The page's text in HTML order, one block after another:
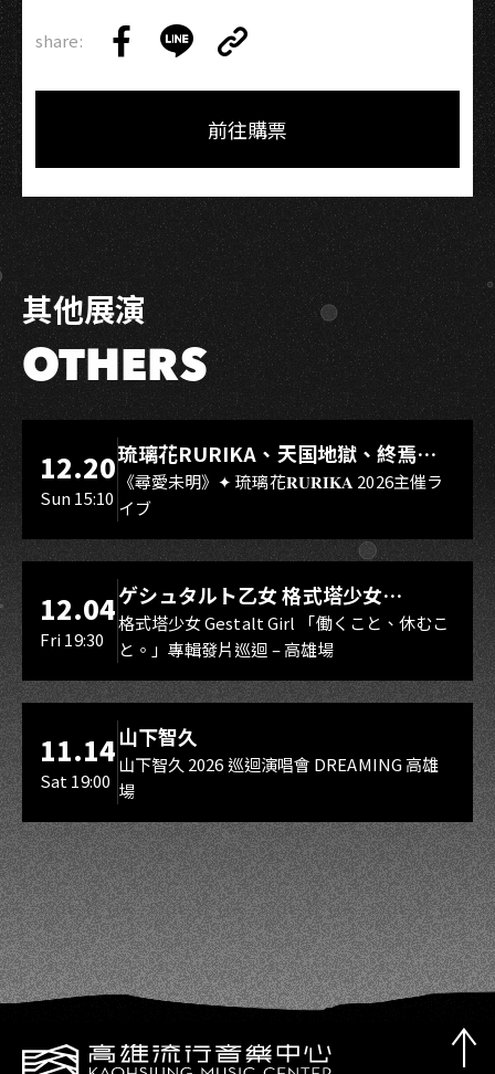
share:
on
on
Link
Copy
前往購票
其他展演
OTHERS
LIVE WAREHOUSE 小庫
12.20
Sun 15:10
琉璃花RURIKA、天国地獄、終焉
Rebirth、DUALIA、無我夢中、花奏
スマイル（O.A.）
《尋愛未明》✦ 琉璃花𝐑𝐔𝐑𝐈𝐊𝐀 2026主催ラ
イブ
LIVE WAREHOUSE 小庫
12.04
Fri 19:30
ゲシュタルト乙女 格式塔少女
Gestalt Girl
格式塔少女 Gestalt Girl 「働くこと、休むこ
と。」專輯發片巡迴 – 高雄場
11.14
Sat 19:00
山下智久
山下智久 2026 巡迴演唱會 DREAMING 高雄
場